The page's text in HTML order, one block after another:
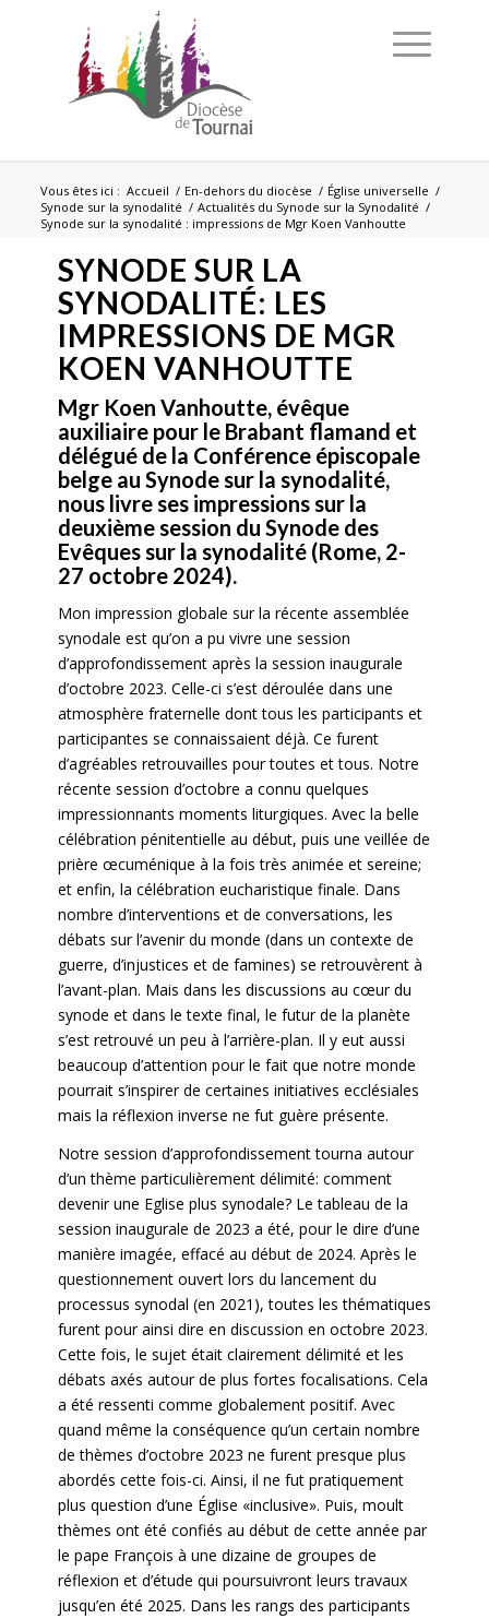
Vous êtes ici : Accueil / En-dehors du diocèse / Église universelle /
Synode sur la synodalité / Actualités du Synode sur la Synodalité /
Synode sur la synodalité : impressions de Mgr Koen Vanhoutte
SYNODE SUR LA
SYNODALITÉ: LES
IMPRESSIONS DE MGR
KOEN VANHOUTTE
Mgr Koen Vanhoutte, évêque
auxiliaire pour le Brabant flamand et
délégué de la Conférence épiscopale
belge au Synode sur la synodalité,
nous livre ses impressions sur la
deuxième session du Synode des
Evêques sur la synodalité (Rome, 2-
27 octobre 2024).
Mon impression globale sur la récente assemblée
synodale est qu’on a pu vivre une session
d’approfondissement après la session inaugurale
d’octobre 2023. Celle-ci s’est déroulée dans une
atmosphère fraternelle dont tous les participants et
participantes se connaissaient déjà. Ce furent
d’agréables retrouvailles pour toutes et tous. Notre
récente session d’octobre a connu quelques
impressionnants moments liturgiques. Avec la belle
célébration pénitentielle au début, puis une veillée de
prière œcuménique à la fois très animée et sereine;
et enfin, la célébration eucharistique finale. Dans
nombre d’interventions et de conversations, les
débats sur l’avenir du monde (dans un contexte de
guerre, d’injustices et de famines) se retrouvèrent à
l’avant-plan. Mais dans les discussions au cœur du
synode et dans le texte final, le futur de la planète
s’est retrouvé un peu à l’arrière-plan. Il y eut aussi
beaucoup d’attention pour le fait que notre monde
pourrait s’inspirer de certaines initiatives ecclésiales
mais la réflexion inverse ne fut guère présente.
Notre session d’approfondissement tourna autour
d’un thème particulièrement délimité: comment
devenir une Eglise plus synodale? Le tableau de la
session inaugurale de 2023 a été, pour le dire d’une
manière imagée, effacé au début de 2024. Après le
questionnement ouvert lors du lancement du
processus synodal (en 2021), toutes les thématiques
furent pour ainsi dire en discussion en octobre 2023.
Cette fois, le sujet était clairement délimité et les
débats axés autour de plus fortes focalisations. Cela
a été ressenti comme globalement positif. Avec
quand même la conséquence qu’un certain nombre
de thèmes d’octobre 2023 ne furent presque plus
abordés cette fois-ci. Ainsi, il ne fut pratiquement
plus question d’une Église «inclusive». Puis, moult
thèmes ont été confiés au début de cette année par
le pape François à une dizaine de groupes de
réflexion et d’étude qui poursuivront leurs travaux
jusqu’en été 2025. Dans les rangs des participants